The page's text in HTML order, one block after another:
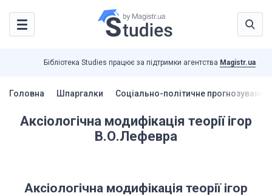
Бібліотека Studies працює за підтримки агентства Magistr.ua
Головна Шпаргалки Соціально-політичне
Аксіологічна модифікація теорії ігор
В.О.Лефевра
Аксіологічна модифікація теорії ігор